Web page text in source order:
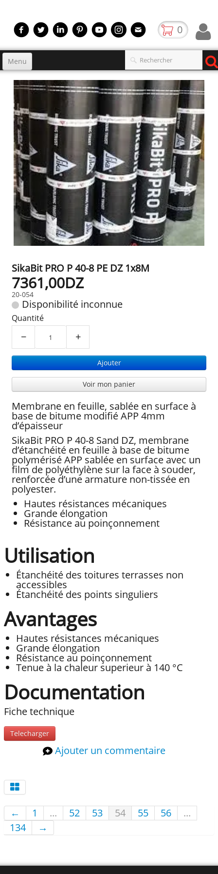
0
Menu
Accueil
Produits
gamme▼
Boutique
Video
Contact
blog
SikaBit PRO P 40-8 PE DZ 1x8M
7361,00DZ
20-054
Disponibilité inconnue
Quantité
− +
Ajouter
Voir mon panier
Membrane en feuille, sablée en surface à
base de bitume modifié APP 4mm
d’épaisseur
SikaBit PRO P 40-8 Sand DZ, membrane
d’étanchéité en feuille à base de bitume
polymérisé APP sablée en surface avec un
film de polyéthylène sur la face à souder,
renforcée d’une armature non-tissée en
polyester.
Hautes résistances mécaniques
Grande élongation
Résistance au poinçonnement
Utilisation
Étanchéité des toitures terrasses non
accessibles
Étanchéité des points singuliers
Avantages
Hautes résistances mécaniques
Grande élongation
Résistance au poinçonnement
Tenue à la chaleur superieur à 140 °C
Documentation
Fiche technique
Telecharger
Ajouter un commentaire
← 1 ... 52 53 54 55 56
...
134
→